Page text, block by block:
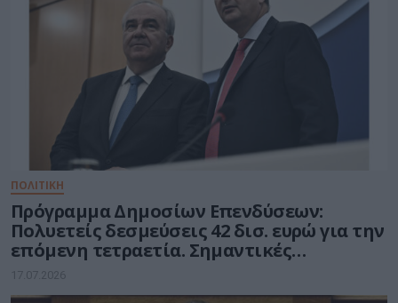
ΠΟΛΙΤΙΚΗ
Πρόγραμμα Δημοσίων Επενδύσεων:
Πολυετείς δεσμεύσεις 42 δισ. ευρώ για την
επόμενη τετραετία. Σημαντικές
Δεσμεύσεις για το υπ. Ψηφιακής
Διακυβέρνησης
17.07.2026